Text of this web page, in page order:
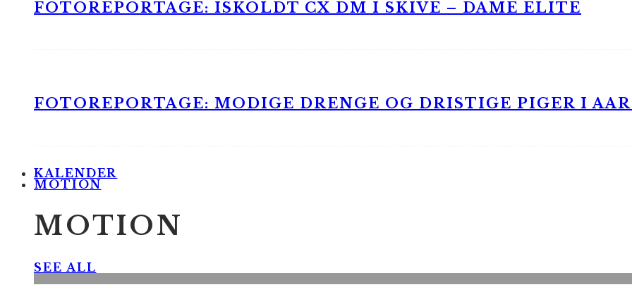
FOTOREPORTAGE: ISKOLDT CX DM I SKIVE – DAME ELITE
FOTOREPORTAGE: MODIGE DRENGE OG DRISTIGE PIGER I
KALENDER
MOTION
MOTION
SEE ALL